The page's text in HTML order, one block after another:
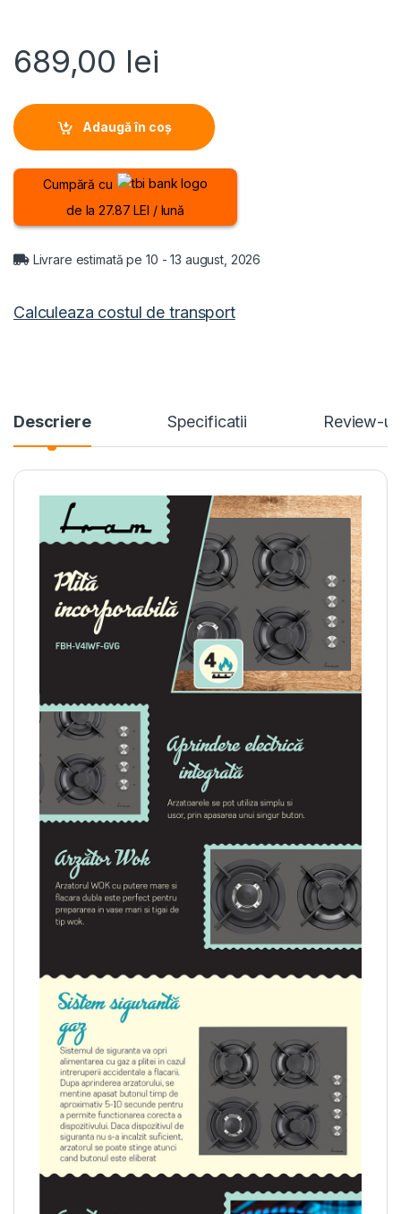
689,00 lei
Adaugă în coș
Cumpără cu
de la 27.87 LEI / lună
Livrare estimată pe 10 - 13 august, 2026
Calculeaza costul de transport
Descriere Specificatii Review-uri